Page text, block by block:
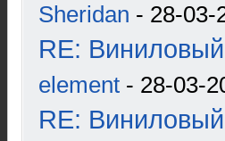
Sheridan - 28-03-
RE: Виниловый
element - 28-03-
RE: Виниловый